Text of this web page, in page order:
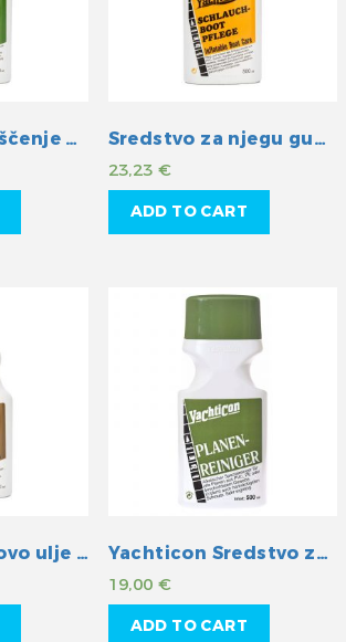
Sredstvo za čiščenje bokobrana Sredstvo za njegu gumenih čamaca
23,23€
ADD TO CART
Yachticon Tikovo ulje golden klassik Yachticon Sredstvo za čišćenje cerada
19,00€
ADD TO CART